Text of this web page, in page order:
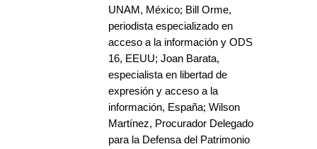
UNAM, México; Bill Orme,
periodista especializado en
acceso a la información y ODS
16, EEUU; Joan Barata,
especialista en libertad de
expresión y acceso a la
información, España; Wilson
Martínez, Procurador Delegado
para la Defensa del Patrimonio